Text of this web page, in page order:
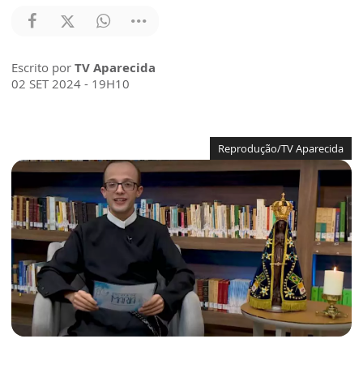
Escrito por TV Aparecida
02 SET 2024 - 19H10
Reprodução/TV Aparecida